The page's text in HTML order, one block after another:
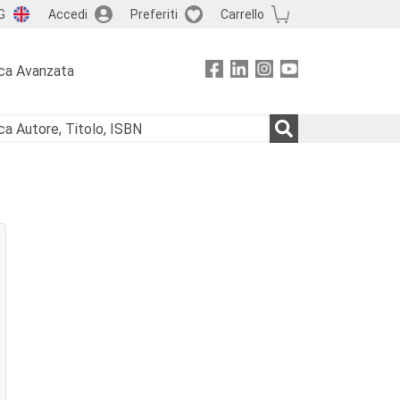
Accedi Preferiti Carrello
Avanzata